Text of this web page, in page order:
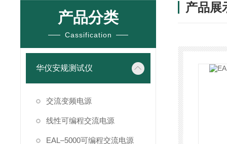
产品分类
Cassification
华仪安规测试仪
交流变频电源
线性可编程交流电源
EAL–5000可编程交流电源
产品展